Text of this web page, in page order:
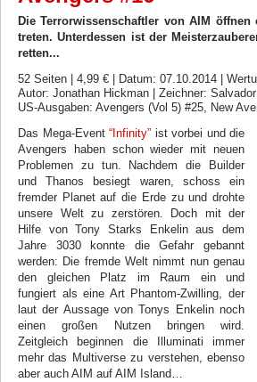
Die Terrorwissenschaftler von AIM
treten. Unterdessen ist der
retten...
52 Seiten | 4,99 € | Datum: 07.10.2014 |
Autor: Jonathan Hickman | Zeichner:
US-Ausgaben: Avengers (Vol 5) #25, New
Das Mega-Event “Infinity” ist vorbei und die
Avengers haben schon wieder mit neuen
Problemen zu tun. Nachdem die Builder
und Thanos besiegt waren, schoss ein
fremder Planet auf die Erde zu und drohte
unsere Welt zu zerstören. Doch mit der
Hilfe von Tony Starks Enkelin aus dem
Jahre 3030 konnte die Gefahr gebannt
werden: Die fremde Welt nimmt nun genau
den gleichen Platz im Raum ein und
fungiert als eine Art Phantom-Zwilling, der
laut der Aussage von Tonys Enkelin noch
einen großen Nutzen bringen wird.
Zeitgleich beginnen die Illuminati immer
mehr das Multiverse zu verstehen, ebenso
aber auch AIM auf AIM Island…